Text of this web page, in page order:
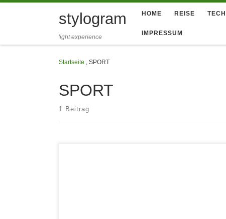
Zum Inhalt springenstylogram
light experience
HOME REISE
IMPRESSUM
Startseite SPORT
SPORT
1 Beitrag